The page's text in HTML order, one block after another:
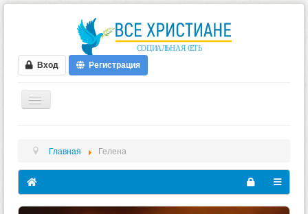
Вход Регистрация
ФОРУМ
ВИДЕО
БЛОГИ
Главная Гелена